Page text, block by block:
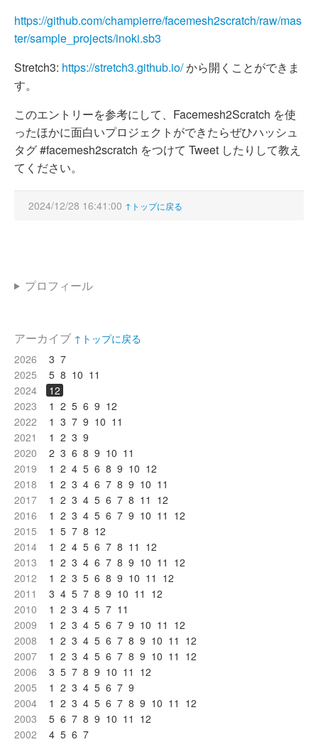
https://github.com/champierre/facemesh2scratch/raw/mas
ter/sample_projects/inoki.sb3
Stretch3: https://stretch3.github.io/から開くことができま
す。
このエントリーを参考にして、Facemesh2Scratch を使
ったほかに面白いプロジェクトができたらぜひハッシュ
タグ #facemesh2scratch をつけて Tweet したりして教え
てください。
2024/12/28 16:41:00 ↑トップに戻る
プロフィール
アーカイブ ↑トップに戻る
2026
3 7
2025
5 8 10 11
2024
12
2023
1 2 5 6 9 12
2022
1 3 7 9 10 11
2021
1 2 3 9
2020
2 3 6 8 9 10 11
2019
1 2 4 5 6 8 9 10 12
2018
1 2 3 4 6 7 8 9 10 11
2017
1 2 3 4 5 6 7 8 11 12
2016
1 2 3 4 5 6 7 9 10 11 12
2015
1 5 7 8 12
2014
1 2 4 5 6 7 8 11 12
2013
1 2 3 4 6 7 8 9 10 11 12
2012
1 2 3 5 6 8 9 10 11 12
2011
3 4 5 7 8 9 10 11 12
2010
1 2 3 4 5 7 11
2009
1 2 3 4 5 6 7 9 10 11 12
2008
1 2 3 4 5 6 7 8 9 10 11 12
2007
1 2 3 4 5 6 7 8 9 10 11 12
2006
3 5 7 8 9 10 11 12
2005
1 2 3 4 5 6 7 9
2004
1 2 3 4 5 6 7 8 9 10 11 12
2003
5 6 7 8 9 10 11 12
2002
4 5 6 7